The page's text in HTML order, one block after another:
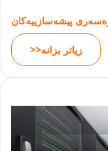
پیشەسازییەکان
>>زیاتر بزانە